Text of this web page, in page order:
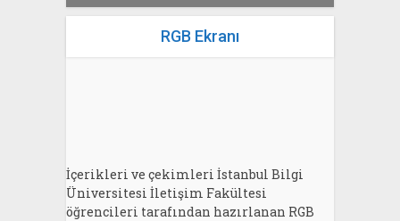
RGB Ekranı
İçerikleri ve çekimleri İstanbul Bilgi
Üniversitesi İletişim Fakültesi
öğrencileri tarafından hazırlanan RGB